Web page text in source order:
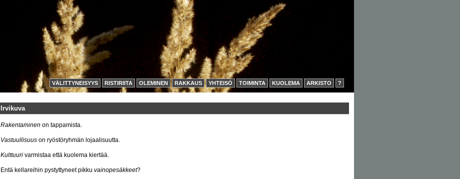
VÄLITTYNEISYYS RISTIRIITA OLEMINEN RAKKAUS YHTEISÖ TOIMINTA KUOLEMA ARKISTO ?
Irvikuva
Rakentaminen on tappamista.
Vastuullisuus on ryöstöryhmän lojaalisuutta.
Kulttuuri varmistaa että kuolema kiertää.
Entä kellareihin pystyttyneet pikku vainopesäkkeet?